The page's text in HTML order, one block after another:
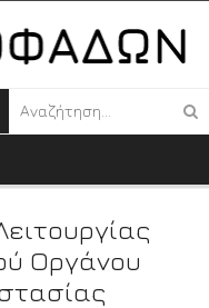
Οργάνου